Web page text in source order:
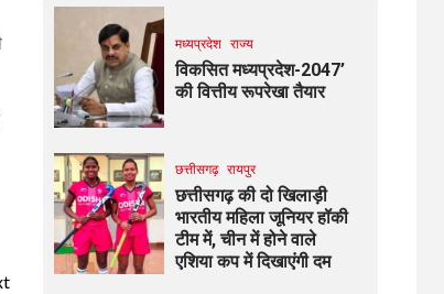
मध्यप्रदेश राज्य
विकसित मध्यप्रदेश-2047’
की वित्तीय रूपरेखा तैयार
छत्तीसगढ़ रायपुर
छत्तीसगढ़ की दो खिलाड़ी
भारतीय महिला जूनियर हॉकी
टीम में, चीन में होने वाले
एशिया कप में दिखाएंगी दम